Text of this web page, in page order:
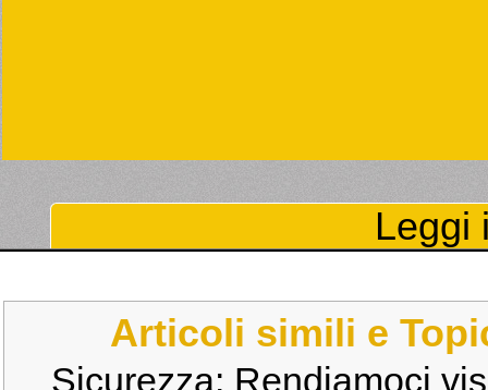
Leggi
Articoli simili e
Sicurezza: Rendiamoci